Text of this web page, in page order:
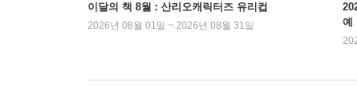
이달의 책 8월 : 산리오캐릭터즈 유리컵
2026년 08월 01일 ~ 2026년 08월 31일
예